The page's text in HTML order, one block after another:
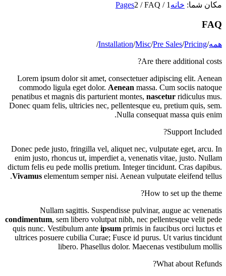
مکان شما: خانه 1
/
Pages2 / FAQ
FAQ
همه/
Installation/Misc/Pre Sales/Pricing
/
Are there additional costs?
Lorem ipsum dolor sit amet, consectetuer adipiscing elit. Aenean
commodo ligula eget dolor. Aenean massa. Cum sociis natoque
penatibus et magnis dis parturient montes, nascetur ridiculus mus.
Donec quam felis, ultricies nec, pellentesque eu, pretium quis, sem.
Nulla consequat massa quis enim.
Support Included?
Donec pede justo, fringilla vel, aliquet nec, vulputate eget, arcu. In
enim justo, rhoncus ut, imperdiet a, venenatis vitae, justo. Nullam
dictum felis eu pede mollis pretium. Integer tincidunt. Cras dapibus.
Vivamus elementum semper nisi. Aenean vulputate eleifend tellus.
How to set up the theme?
Nullam sagittis. Suspendisse pulvinar, augue ac venenatis
condimentum, sem libero volutpat nibh, nec pellentesque velit pede
quis nunc. Vestibulum ante ipsum primis in faucibus orci luctus et
ultrices posuere cubilia Curae; Fusce id purus. Ut varius tincidunt
libero. Phasellus dolor. Maecenas vestibulum mollis
What about Refunds?